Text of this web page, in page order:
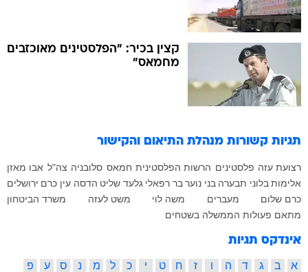
קצין בכיר: "הפלסטינים מאוכזבים
מחמאס"
תגיות קשורות מנהלת התיאום והקישור
רצועת עזה פלסטינים הרשות הפלסטינית חמאס סלובניה צה"ל אבו מאזן
אלימותבלוני תבערה בני נוערבר רפאלי גלעד שליט הדסה עין כרם ירושלים
כרם שלום
מעברים משה לוי משט לעזה
משרד הביטחון
מתאם פעולות הממשלה בשטחים
אינדקס תגיות
א ב ג ד ה ו ז ח ט י כ ל מ נ ס ע
פ